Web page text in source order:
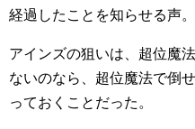
経過したことを知らせる声。
アインズの狙いは、超位魔
ないのなら、超位魔法で倒
っておくことだった。